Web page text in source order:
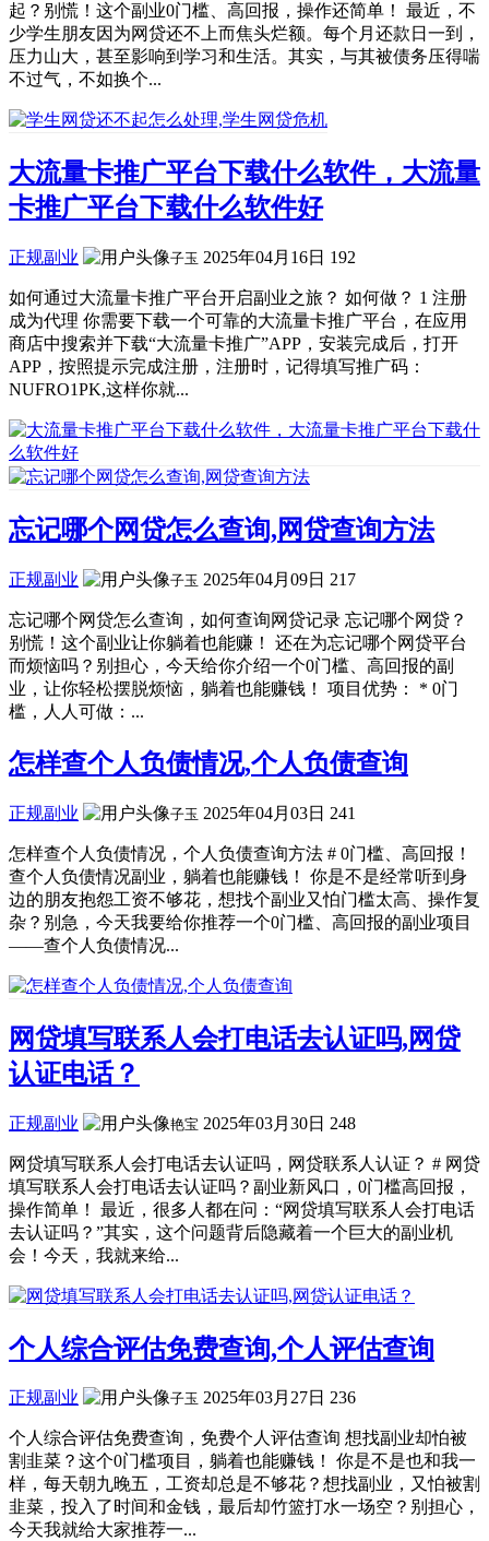
起？别慌！这个副业0门槛、高回报，操作还简单！ 最近，不
少学生朋友因为网贷还不上而焦头烂额。每个月还款日一到，
压力山大，甚至影响到学习和生活。其实，与其被债务压得喘
不过气，不如换个...
大流量卡推广平台下载什么软件，大流量
卡推广平台下载什么软件好
正规副业 子玉 2025年04月16日 192
如何通过大流量卡推广平台开启副业之旅？ 如何做？ 1 注册
成为代理 你需要下载一个可靠的大流量卡推广平台，在应用
商店中搜索并下载“大流量卡推广”APP，安装完成后，打开
APP，按照提示完成注册，注册时，记得填写推广码：
NUFRO1PK,这样你就...
忘记哪个网贷怎么查询,网贷查询方法
正规副业 子玉 2025年04月09日 217
忘记哪个网贷怎么查询，如何查询网贷记录 忘记哪个网贷？
别慌！这个副业让你躺着也能赚！ 还在为忘记哪个网贷平台
而烦恼吗？别担心，今天给你介绍一个0门槛、高回报的副
业，让你轻松摆脱烦恼，躺着也能赚钱！ 项目优势： * 0门
槛，人人可做：...
怎样查个人负债情况,个人负债查询
正规副业 子玉 2025年04月03日 241
怎样查个人负债情况，个人负债查询方法 # 0门槛、高回报！
查个人负债情况副业，躺着也能赚钱！ 你是不是经常听到身
边的朋友抱怨工资不够花，想找个副业又怕门槛太高、操作复
杂？别急，今天我要给你推荐一个0门槛、高回报的副业项目
——查个人负债情况...
网贷填写联系人会打电话去认证吗,网贷
认证电话？
正规副业 艳宝 2025年03月30日 248
网贷填写联系人会打电话去认证吗，网贷联系人认证？ # 网贷
填写联系人会打电话去认证吗？副业新风口，0门槛高回报，
操作简单！ 最近，很多人都在问：“网贷填写联系人会打电话
去认证吗？”其实，这个问题背后隐藏着一个巨大的副业机
会！今天，我就来给...
个人综合评估免费查询,个人评估查询
正规副业 子玉 2025年03月27日 236
个人综合评估免费查询，免费个人评估查询 想找副业却怕被
割韭菜？这个0门槛项目，躺着也能赚钱！ 你是不是也和我一
样，每天朝九晚五，工资却总是不够花？想找副业，又怕被割
韭菜，投入了时间和金钱，最后却竹篮打水一场空？别担心，
今天我就给大家推荐一...